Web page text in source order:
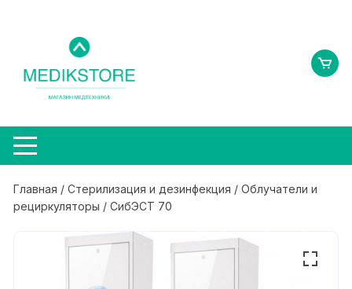
содержимому
Главная /Стерилизация и дезинфекция /Облучатели и
рециркуляторы / СибЭСТ 70